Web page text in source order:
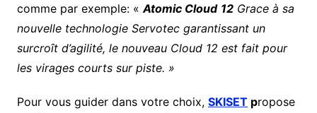
comme par exemple: « Atomic Cloud 12 Grace à sa
nouvelle technologie Servotec garantissant un
surcroît d’agilité, le nouveau Cloud 12 est fait pour
les virages courts sur piste. »
Pour vous guider dans votre choix, SKISETpropose